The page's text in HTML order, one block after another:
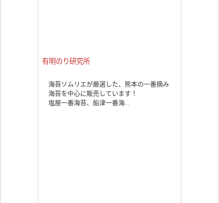
有明のり研究所
海苔ソムリエが厳選した、熊本の一番摘み
海苔を中心に販売しています！
塩屋一番海苔、船津一番海…